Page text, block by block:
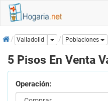
InicioValladolid Dropdown
Poblaciones
5 Pisos En Venta
Operación: